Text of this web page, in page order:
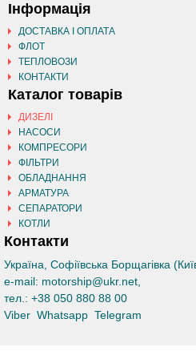
Інформація
ДОСТАВКА І ОПЛАТА
ФЛОТ
ТЕПЛОВОЗИ
КОНТАКТИ
Каталог товарів
ДИЗЕЛІ
НАСОСИ
КОМПРЕСОРИ
ФІЛЬТРИ
ОБЛАДНАННЯ
АРМАТУРА
СЕПАРАТОРИ
КОТЛИ
Контакти
Україна, Софіївська Борщагівка
e-mail: motorship@ukr.net,
тел.: +38 050 880 88 00
Viber Whatsapp Telegram